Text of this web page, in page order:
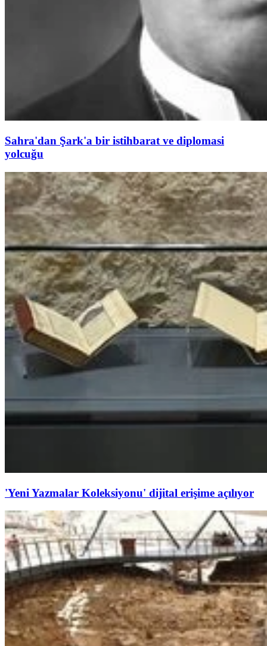
Sahra'dan Şark'a bir istihbarat ve diplomasi
yolcuğu
'Yeni Yazmalar Koleksiyonu' dijital erişime açılıyor